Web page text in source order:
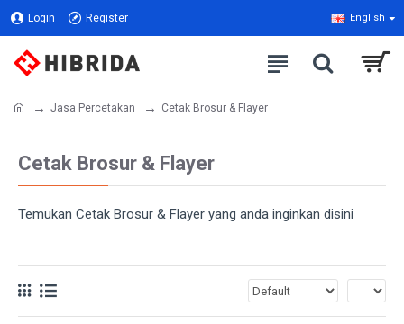
Login Register English
Jasa Percetakan Cetak Brosur & Flayer
Cetak Brosur & Flayer
Temukan Cetak Brosur & Flayer yang anda inginkan disini